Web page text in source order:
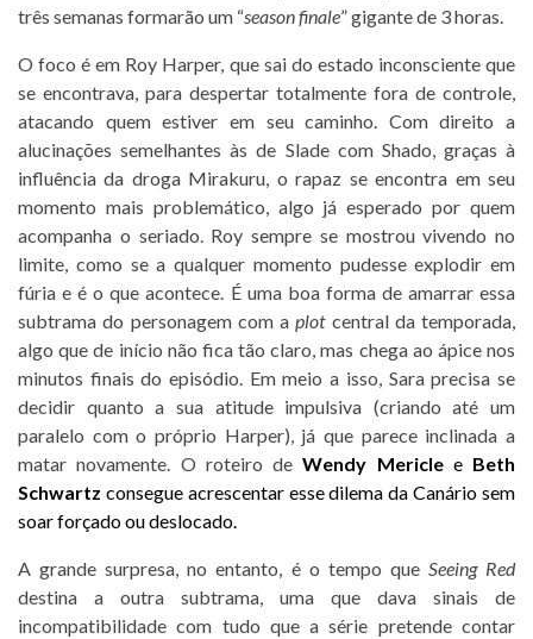
três semanas formarão um “season finale” gigante de 3 horas.
O foco é em Roy Harper, que sai do estado inconsciente que
se encontrava, para despertar totalmente fora de controle,
atacando quem estiver em seu caminho. Com direito a
alucinações semelhantes às de Slade com Shado, graças à
influência da droga Mirakuru, o rapaz se encontra em seu
momento mais problemático, algo já esperado por quem
acompanha o seriado. Roy sempre se mostrou vivendo no
limite, como se a qualquer momento pudesse explodir em
fúria e é o que acontece. É uma boa forma de amarrar essa
subtrama do personagem com aplotcentral da temporada,
algo que de início não fica tão claro, mas chega ao ápice nos
minutos finais do episódio. Em meio a isso, Sara precisa se
decidir quanto a sua atitude impulsiva (criando até um
paralelo com o próprio Harper), já que parece inclinada a
matar novamente. O roteiro deWendy Mericlee Beth
Schwartz consegue acrescentar esse dilema da Canário sem
soar forçado ou deslocado.
A grande surpresa, no entanto, é o tempo que Seeing Red
destina a outra subtrama, uma que dava sinais de
incompatibilidade com tudo que a série pretende contar